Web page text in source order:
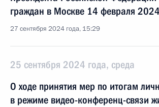
граждан в Москве 14 февраля 2024
27 сентября 2024 года, 15:29
25 сентября 2024 года, среда
О ходе принятия мер по итогам
в режиме видео-конференц-связи